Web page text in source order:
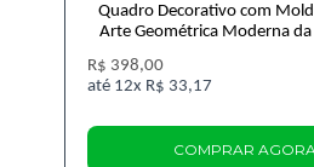
Quadro Decorativo com
Arte Geométrica Moderna da
R$ 398,00
12x R$ 33,17
COMPRAR AGORA